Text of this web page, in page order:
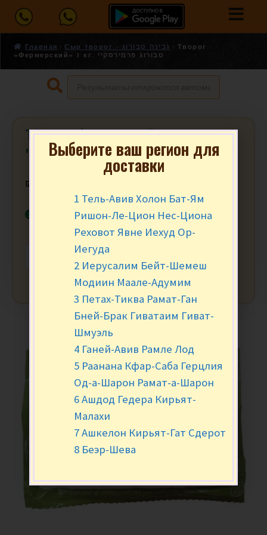
Главная Сыр творог - גבינה טבורוג
Творог
«Фермерский» 1 кг. טבורוג פרמירסקיי
Творог «Фермерский» 1 кг. טבורוג
פרמירסקיי
₪
В наличии
+
Выберите ваш регион для
доставки
1 Тель-Авив Холон Бат-Ям
Ришон-Ле-Цион Нес-Циона
Реховот Явне Иехуд Ор-
Иегуда
2 Иерусалим Бейт-Шемеш
Модиин Маале-Адумим
3 Петах-Тиква Рамат-Ган
Бней-Брак Гиватаим Гиват-
Шмуэль
4 Ганей-Авив Рамле Лод
5 Раанана Кфар-Саба Герцлия
Од-а-Шарон Рамат-а-Шарон
6 Ашдод Гедера Кирьят-
Малахи
7 Ашкелон Кирьят-Гат Сдерот
8 Беэр-Шева